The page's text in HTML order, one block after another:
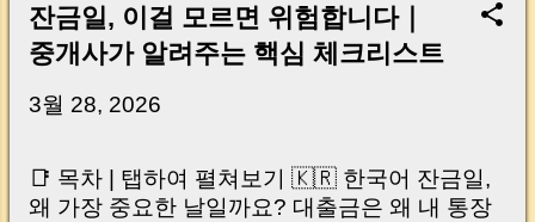
잔금일, 이걸 모르면 위험합니다｜
중개사가 알려주는 핵심 체크리스트
3월 28, 2026
📑 목차 | 탭하여 펼쳐보기 🇰🇷 한국어 잔금일,
왜 가장 중요한 날일까요? 대출금은 왜 내 통장